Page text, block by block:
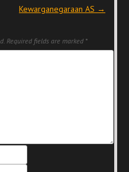
Kewarganegaraan AS →
Required fields are marked *